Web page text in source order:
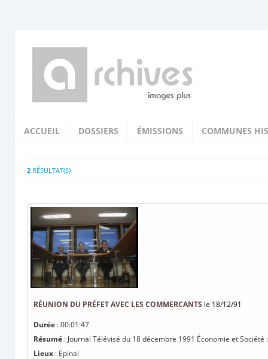
ACCUEIL DOSSIERS ÉMISSIONS COMMUNES
2 RÉSULTAT(S)
RÉUNION DU PRÉFET AVEC LES COMMERCANTS le 18/12/91
Durée : 00:01:47
Résumé : Journal Télévisé du 18 décembre 1991 Économie et
Lieux : Epinal